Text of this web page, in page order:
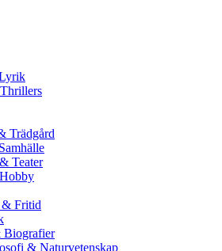
Trädgård
Teater
& Fritid
Biografier
& Naturvetenskap